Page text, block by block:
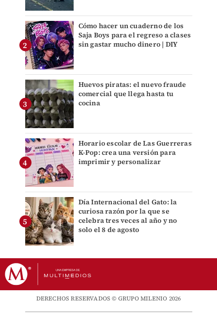
Cómo hacer un cuaderno de los
Saja Boys para el regreso a clases
sin gastar mucho dinero | DIY
Huevos piratas: el nuevo fraude
comercial que llega hasta tu
cocina
Horario escolar de Las Guerreras
K-Pop: crea una versión para
imprimir y personalizar
Día Internacional del Gato: la
curiosa razón por la que se
celebra tres veces al año y no
solo el 8 de agosto
DERECHOS RESERVADOS © GRUPO MILENIO 2026